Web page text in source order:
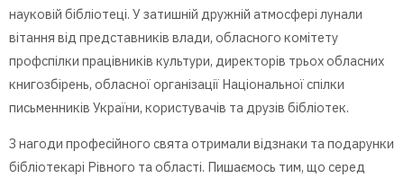
науковій бібліотеці. У затишній дружній атмосфері лунали
вітання від представників влади, обласного комітету
профспілки працівників культури, директорів трьох обласних
книгозбірень, обласної організації Національної спілки
письменників України, користувачів та друзів бібліотек.
З нагоди професійного свята отримали відзнаки та подарунки
бібліотекарі Рівного та області. Пишаємось тим, що серед